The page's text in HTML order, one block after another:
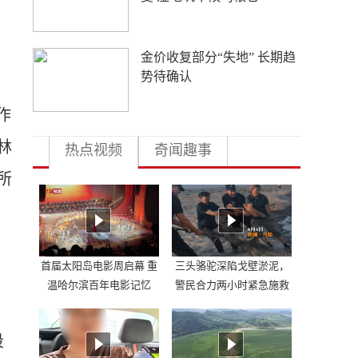
西藏寄宿制是托举高原少年
的光，不是西方脑补的“牢
热点视频 奇闻趣事
首届太阳岛电影周启幕 重
温哈尔滨百年电影记忆
三头骆驼深陷戈壁淤泥，
警民合力两小时紧急施救